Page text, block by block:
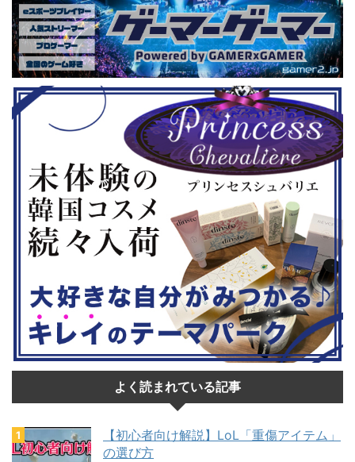
ゲーム、長
ム） 注目
セット』
ホラーゲー
『鉄拳8
しめるイベントになっているようで
す。 ちなみに、ゲストのプロレスラ
ーである蝶野正洋さんは今年60歳に
なるそうです。トークセッションに登
場しますよ。 この記事のポイント ・
大会参加者は60歳以上 ・3地区で予
選あり。予選は8月24日、25日と9月
22日。本戦は9月22日（事前エ ...
クなどが話
売されたば
要チェック
ル」に『ユ
登場！『龍
は、
ンドーeショ
...
よく読まれている記事
【初心者向け解説】LoL「重傷アイテム」
の選び方